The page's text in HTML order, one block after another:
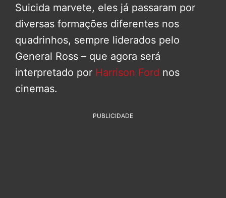
Suicida marvete, eles já passaram por
diversas formações diferentes nos
quadrinhos, sempre liderados pelo
General Ross – que agora será
interpretado por Harrison Ford nos
cinemas.
PUBLICIDADE